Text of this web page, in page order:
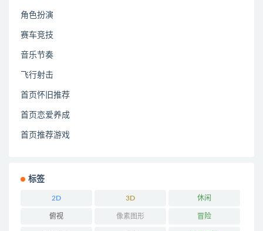
角色扮演
赛车竞技
音乐节奏
飞行射击
首页怀旧推荐
首页恋爱养成
首页推荐游戏
标签
2D 3D 休闲
俯视 像素图形 冒险